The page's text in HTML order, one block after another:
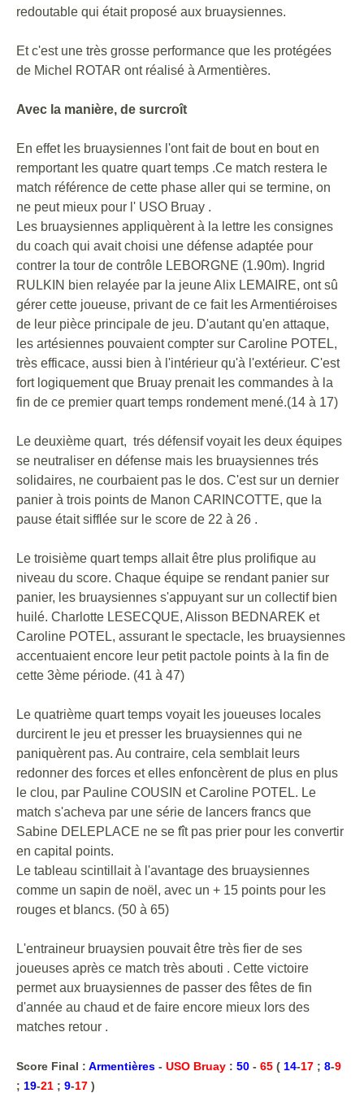
redoutable qui était proposé aux bruaysiennes.
Et c'est une très grosse performance que les protégées
de Michel ROTAR ont réalisé à Armentières.
Avec la manière, de surcroît
En effet les bruaysiennes l'ont fait de bout en bout en
remportant les quatre quart temps .Ce match restera le
match référence de cette phase aller qui se termine, on
ne peut mieux pour l' USO Bruay .
Les bruaysiennes appliquèrent à la lettre les consignes
du coach qui avait choisi une défense adaptée pour
contrer la tour de contrôle LEBORGNE (1.90m). Ingrid
RULKIN bien relayée par la jeune Alix LEMAIRE, ont sû
gérer cette joueuse, privant de ce fait les Armentiéroises
de leur pièce principale de jeu. D'autant qu'en attaque,
les artésiennes pouvaient compter sur Caroline POTEL,
très efficace, aussi bien à l'intérieur qu'à l'extérieur. C'est
fort logiquement que Bruay prenait les commandes à la
fin de ce premier quart temps rondement mené.(14 à 17)
Le deuxième quart, trés défensif voyait les deux équipes
se neutraliser en défense mais les bruaysiennes trés
solidaires, ne courbaient pas le dos. C'est sur un dernier
panier à trois points de Manon CARINCOTTE, que la
pause était sifflée sur le score de 22 à 26 .
Le troisième quart temps allait être plus prolifique au
niveau du score. Chaque équipe se rendant panier sur
panier, les bruaysiennes s'appuyant sur un collectif bien
huilé. Charlotte LESECQUE, Alisson BEDNAREK et
Caroline POTEL, assurant le spectacle, les bruaysiennes
accentuaient encore leur petit pactole points à la fin de
cette 3ème période. (41 à 47)
Le quatrième quart temps voyait les joueuses locales
durcirent le jeu et presser les bruaysiennes qui ne
paniquèrent pas. Au contraire, cela semblait leurs
redonner des forces et elles enfoncèrent de plus en plus
le clou, par Pauline COUSIN et Caroline POTEL. Le
match s'acheva par une série de lancers francs que
Sabine DELEPLACE ne se fît pas prier pour les convertir
en capital points.
Le tableau scintillait à l'avantage des bruaysiennes
comme un sapin de noël, avec un + 15 points pour les
rouges et blancs. (50 à 65)
L'entraineur bruaysien pouvait être très fier de ses
joueuses après ce match très abouti . Cette victoire
permet aux bruaysiennes de passer des fêtes de fin
d'année au chaud et de faire encore mieux lors des
matches retour .
Score Final : Armentières - USO Bruay : 50 - 65 ( 14-17 ; 8-9
; 19-21 ; 9-17 )